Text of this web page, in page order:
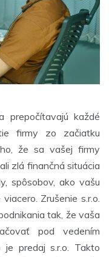
prepočítavajú každé
firmy zo začiatku
že sa vašej firmy
zlá finančná situácia
spôsobov, ako vašu
Zrušenie s.r.o.
tak, že vaša
pod vedením
je predaj s.r.o. Takto